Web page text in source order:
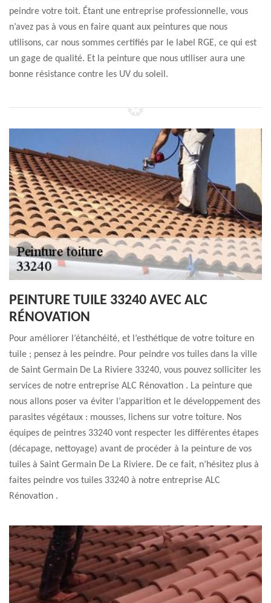
peindre votre toit. Étant une entreprise professionnelle, vous
n’avez pas à vous en faire quant aux peintures que nous
utilisons, car nous sommes certifiés par le label RGE, ce qui est
un gage de qualité. Et la peinture que nous utiliser aura une
bonne résistance contre les UV du soleil.
PEINTURE TUILE 33240 AVEC ALC
RÉNOVATION
Pour améliorer l’étanchéité, et l’esthétique de votre toiture en
tuile ; pensez à les peindre. Pour peindre vos tuiles dans la ville
de Saint Germain De La Riviere 33240, vous pouvez solliciter les
services de notre entreprise ALC Rénovation . La peinture que
nous allons poser va éviter l’apparition et le développement des
parasites végétaux : mousses, lichens sur votre toiture. Nos
équipes de peintres 33240 vont respecter les différentes étapes
(décapage, nettoyage) avant de procéder à la peinture de vos
tuiles à Saint Germain De La Riviere. De ce fait, n’hésitez plus à
faites peindre vos tuiles 33240 à notre entreprise ALC
Rénovation .